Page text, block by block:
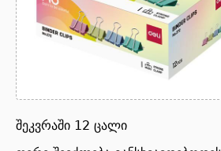
შეკვრაში 12 ცალი